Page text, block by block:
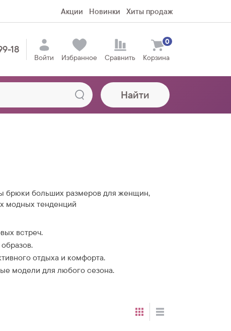
Акции Новинки Хиты продаж
18
Войти Избранное Сравнить Корзина
0
Найти
брюки больших размеров для женщин,
модных тенденций
встреч.
отдыха и комфорта.
модели для любого сезона.